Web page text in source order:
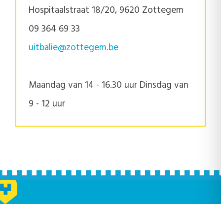
Hospitaalstraat 18/20, 9620 Zottegem
09 364 69 33
uitbalie@zottegem.be
Maandag van 14 - 16.30 uur Dinsdag van
9 - 12 uur